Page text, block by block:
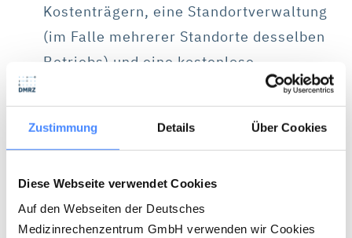
Zustimmung Details Über Cookies
Diese Webseite verwendet Cookies
Auf den Webseiten der Deutsches
Medizinrechenzentrum GmbH verwenden wir Cookies
Kostenträgern, eine Standortverwaltung
(im Falle mehrerer Standorte desselben
Betriebs) und eine kostenlose,
umfangreiche Online-Schulung durch die
Abrechnungsexperten von DMRZ.de.